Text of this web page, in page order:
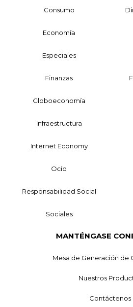
Consumo
Economía
Especiales
Finanzas
Globoeconomía
Infraestructura
Internet Economy
Ocio
Responsabilidad Social
Sociales
MANTÉNGASE
Mesa de Generación de
Nuestros
Contáctenos